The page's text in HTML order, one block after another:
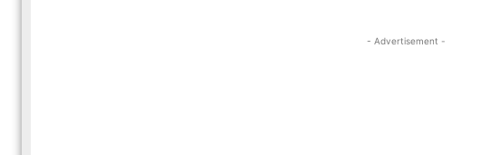
- Advertisement -